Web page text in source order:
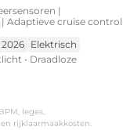
|
Adaptieve cruise control
2026 Elektrisch
• Draadloze
Adaptieve cruise control •
• Warmtepomp
leges,
rijklaarmaakkosten.